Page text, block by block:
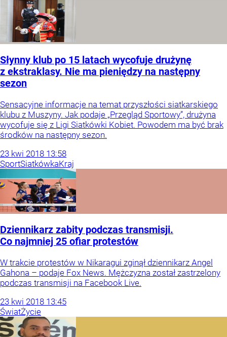
Słynny klub po 15 latach wycofuje drużynę
z ekstraklasy. Nie ma pieniędzy na następny
sezon
Sensacyjne informacje na temat przyszłości siatkarskiego
klubu z Muszyny. Jak podaje „Przegląd Sportowy”, drużyna
wycofuje się z Ligi Siatkówki Kobiet. Powodem ma być brak
środków na następny sezon.
23 kwi 2018 13:58
SportSiatkówkaKraj
Dziennikarz zabity podczas transmisji.
Co najmniej 25 ofiar protestów
W trakcie protestów w Nikaragui zginął dziennikarz Angel
Gahona – podaje Fox News. Mężczyzna został zastrzelony
podczas transmisji na Facebook Live.
23 kwi 2018 13:45
ŚwiatŻycie